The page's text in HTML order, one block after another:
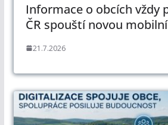
Informace o obcích vždy
ČR spouští novou
21.7.2026